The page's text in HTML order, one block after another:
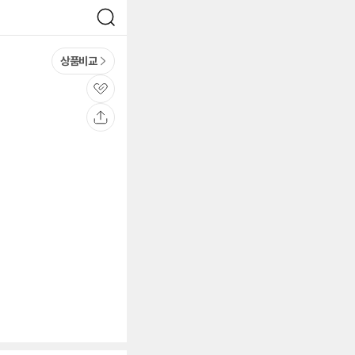
검
색
상품비교
관
심